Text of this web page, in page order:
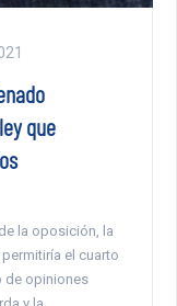
que
la oposición, la
el cuarto
de opiniones